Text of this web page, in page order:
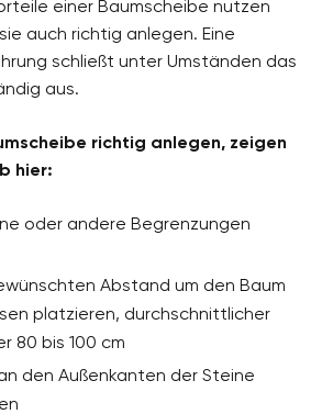
einer Baumscheibe nutzen
auch richtig anlegen. Eine
schließt unter Umständen das
aus.
richtig anlegen, zeigen
hier:
oder andere Begrenzungen
Abstand um den Baum
platzieren, durchschnittlicher
80 bis 100 cm
den Außenkanten der Steine